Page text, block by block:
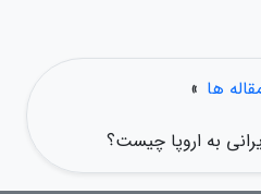
ها »
به اروپا چیست؟